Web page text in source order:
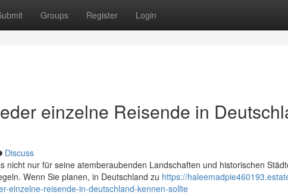
Groups Register Login
einzelne Reisende in
Discuss
nicht nur für seine atemberaubenden Landschaften und historischen
Wenn Sie planen, in Deutschland zu https://
einzelne-reisende-in-deutschland-kennen-sollte